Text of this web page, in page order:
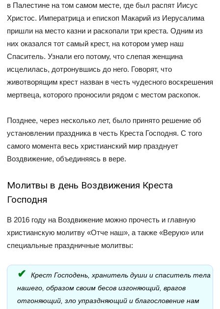
в Палестине на том самом месте, где был распят Иисус
Христос. Императрица и епископ Макарий из Иерусалима
пришли на место казни и раскопали три креста. Одним из
них оказался тот самый крест, на котором умер наш
Спаситель. Узнали его потому, что слепая женщина
исцелилась, дотронувшись до него. Говорят, что
животворящим крест назван в честь чудесного воскрешения
мертвеца, которого проносили рядом с местом раскопок.
Позднее, через несколько лет, было принято решение об
установлении праздника в честь Креста Господня. С того
самого момента весь христианский мир празднует
Воздвижение, объединяясь в вере.
Молитвы в день Воздвижения Креста
Господня
В 2016 году на Воздвижение можно прочесть и главную
христианскую молитву «Отче наш», а также «Верую» или
специальные праздничные молитвы:
Крест Господень, хранитель души и спаситель тела
нашего, образом своим бесов изгоняющий, врагов
отгоняющий, зло упраздняющий и благословение нам